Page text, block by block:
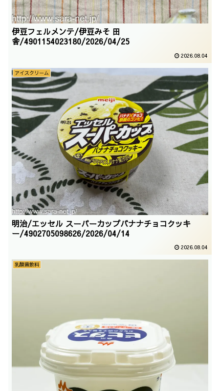
伊豆フェルメンテ/伊豆みそ 田
舎/4901154023180/2026/04/25
2026.08.04
アイスクリーム
明治/エッセル スーパーカップバナナチョコクッキ
ー/4902705098626/2026/04/14
2026.08.04
乳酸菌飲料